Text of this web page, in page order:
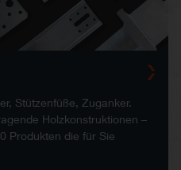
Stützenfüße, Zuganker.
Holzkonstruktionen –
Produkten die für Sie